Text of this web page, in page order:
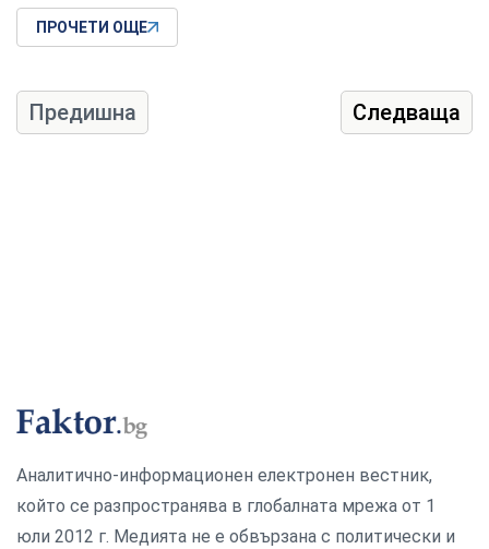
ПРОЧЕТИ ОЩЕ
Предишна Следваща
Аналитично-информационен електронен вестник,
който се разпространява в глобалната мрежа от 1
юли 2012 г. Медията не е обвързана с политически и